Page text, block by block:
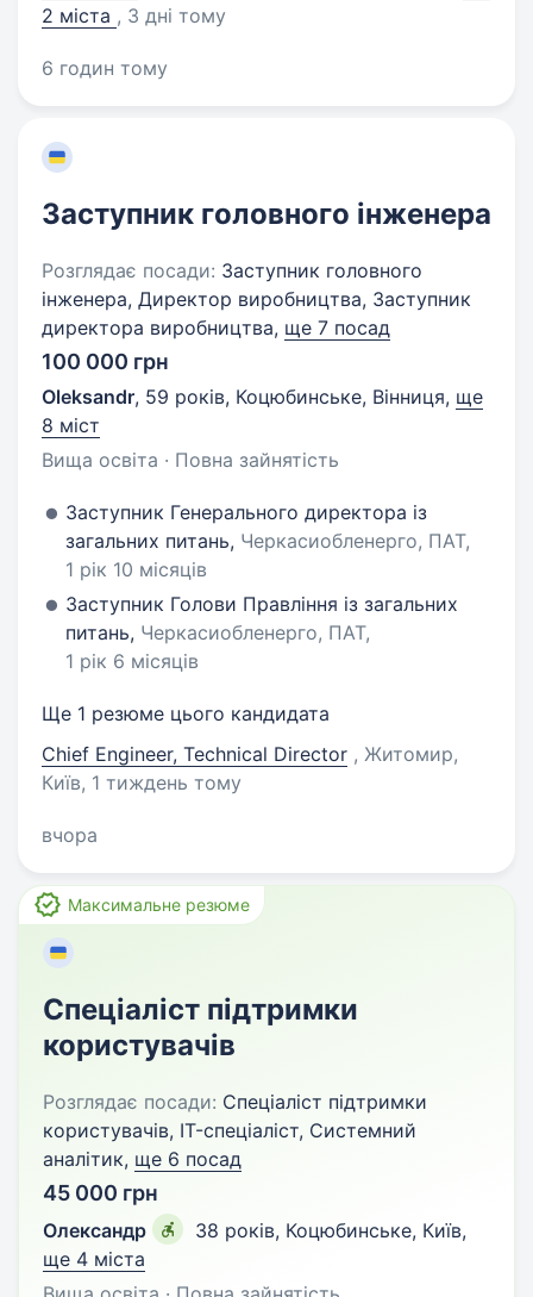
2 міста , 3 дні тому
6 годин тому
Заступник головного інженера
Розглядає посади: Заступник головного
інженера, Директор виробництва, Заступник
директора виробництва, ще 7 посад
100 000 грн
Oleksandr, 59 років, Коцюбинське, Вінниця, ще
8 міст
Вища освіта · Повна зайнятість
Заступник Генерального директора із
загальних питань, Черкасиобленерго, ПАТ,
1 рік 10 місяців
Заступник Голови Правління із загальних
питань, Черкасиобленерго, ПАТ,
1 рік 6 місяців
Ще 1 резюме цього кандидата
Chief Engineer, Technical Director , Житомир,
Київ, 1 тиждень тому
вчора
Максимальне резюме
Спеціаліст підтримки
користувачів
Розглядає посади: Спеціаліст підтримки
користувачів, IT-спеціаліст, Системний
аналітик, ще 6 посад
45 000 грн
Олександр 38 років, Коцюбинське, Київ,
ще 4 міста